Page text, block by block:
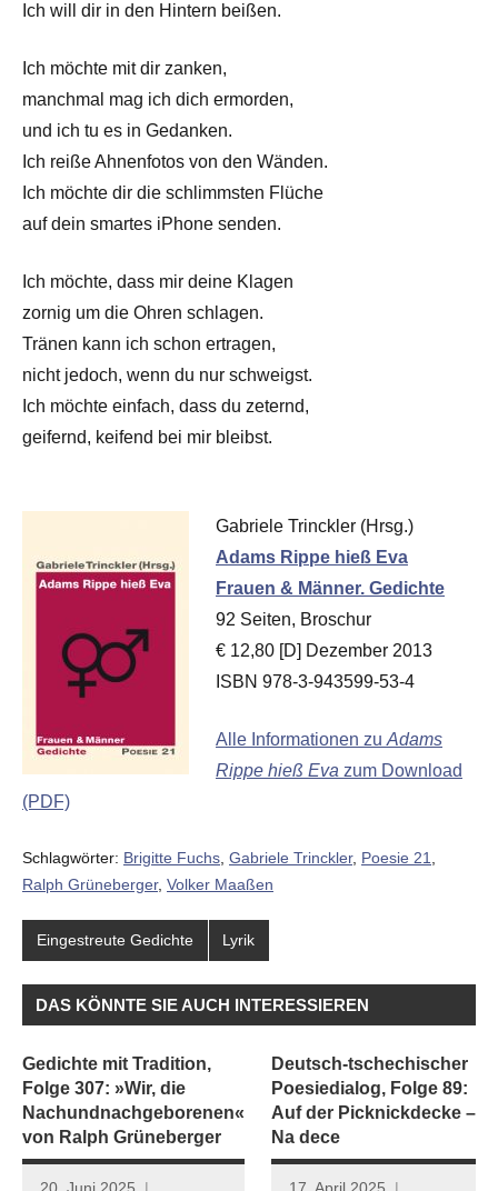
Ich will dir in den Hintern beißen.
Ich möchte mit dir zanken,
manchmal mag ich dich ermorden,
und ich tu es in Gedanken.
Ich reiße Ahnenfotos von den Wänden.
Ich möchte dir die schlimmsten Flüche
auf dein smartes iPhone senden.
Ich möchte, dass mir deine Klagen
zornig um die Ohren schlagen.
Tränen kann ich schon ertragen,
nicht jedoch, wenn du nur schweigst.
Ich möchte einfach, dass du zeternd,
geifernd, keifend bei mir bleibst.
Gabriele Trinckler (Hrsg.)
Adams Rippe hieß Eva
Frauen & Männer. Gedichte
92 Seiten, Broschur
€ 12,80 [D] Dezember 2013
ISBN 978-3-943599-53-4
Alle Informationen zu Adams
Rippe hieß Eva zum Download
(PDF)
Schlagwörter: Brigitte Fuchs Gabriele Trinckler, Poesie 21
Ralph Grüneberger, Volker Maaßen
Eingestreute Gedichte Lyrik
DAS KÖNNTE SIE AUCH INTERESSIEREN
Gedichte mit Tradition,
Folge 307: »Wir, die
Nachundnachgeborenen«
von Ralph Grüneberger
Deutsch-tschechischer
Poesiedialog, Folge 89:
Auf der Picknickdecke –
Na dece